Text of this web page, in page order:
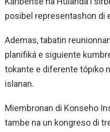
posibel representashon di
Ademas, tabatin
planifiká e siguiente
tokante e diferente tópiko
islanan.
Miembronan di Konseho
tambe na un kongreso di